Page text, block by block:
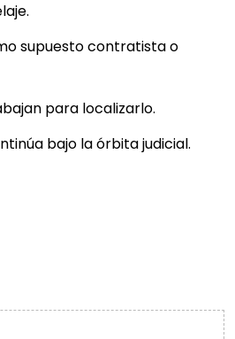
supuesto contratista o
para localizarlo.
bajo la órbita judicial.